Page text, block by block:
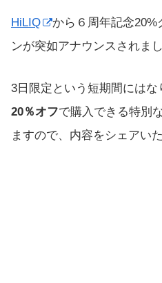
HiLIQ
から６周年記念
ンが突如アナウンスされまし
3日限定という短期間には
20％オフで購入できる特別
ますので、内容をシェアいた